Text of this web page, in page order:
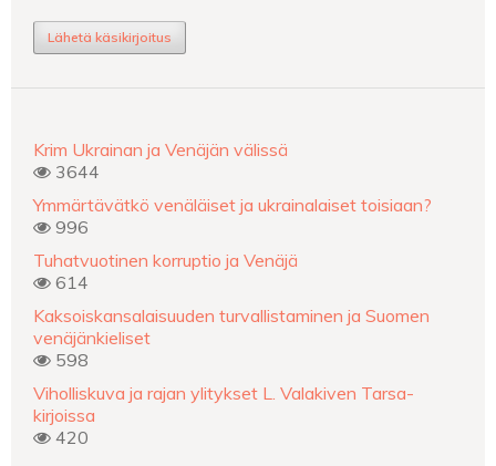
Lähetä käsikirjoitus
Krim Ukrainan ja Venäjän välissä
3644
Ymmärtävätkö venäläiset ja ukrainalaiset toisiaan?
996
Tuhatvuotinen korruptio ja Venäjä
614
Kaksoiskansalaisuuden turvallistaminen ja Suomen
venäjänkieliset
598
Viholliskuva ja rajan ylitykset L. Valakiven Tarsa-
kirjoissa
420